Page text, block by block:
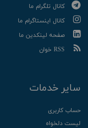
کانال تلگرام ما
کانال اینستاگرام ما
صفحه لینکدین ما
RSS خوان
سایر خدمات
حساب کاربری
لیست دلخواه